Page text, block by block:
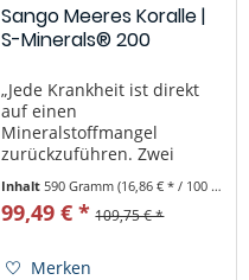
Sango Meeres Koralle |
S-Minerals® 200
„Jede Krankheit ist direkt
auf einen
Mineralstoffmangel
zurückzuführen. Zwei
Nahrungsaufnahme sollten
Mineralstoffe sein.“ – Zitat
(zweifacher
Inhalt 590 Gramm(16,86 € * / 100 Gramm)
99,49 € * 109,75 € *
Merken